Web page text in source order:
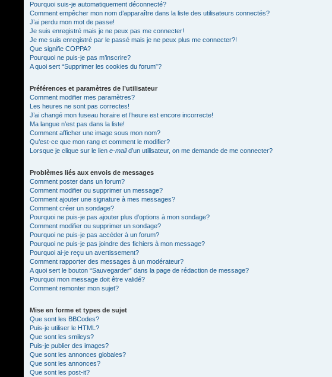
Pourquoi suis-je automatiquement déconnecté?
Comment empêcher mon nom d’apparaître dans la liste des utilisateurs connectés?
J’ai perdu mon mot de passe!
Je suis enregistré mais je ne peux pas me connecter!
Je me suis enregistré par le passé mais je ne peux plus me connecter?!
Que signifie COPPA?
Pourquoi ne puis-je pas m’inscrire?
A quoi sert “Supprimer les cookies du forum”?
Préférences et paramètres de l’utilisateur
Comment modifier mes paramètres?
Les heures ne sont pas correctes!
J’ai changé mon fuseau horaire et l’heure est encore incorrecte!
Ma langue n’est pas dans la liste!
Comment afficher une image sous mon nom?
Qu’est-ce que mon rang et comment le modifier?
Lorsque je clique sur le lien e-maild’un utilisateur, on me demande de me connecter?
Problèmes liés aux envois de messages
Comment poster dans un forum?
Comment modifier ou supprimer un message?
Comment ajouter une signature à mes messages?
Comment créer un sondage?
Pourquoi ne puis-je pas ajouter plus d’options à mon sondage?
Comment modifier ou supprimer un sondage?
Pourquoi ne puis-je pas accéder à un forum?
Pourquoi ne puis-je pas joindre des fichiers à mon message?
Pourquoi ai-je reçu un avertissement?
Comment rapporter des messages à un modérateur?
A quoi sert le bouton “Sauvegarder” dans la page de rédaction de message?
Pourquoi mon message doit être validé?
Comment remonter mon sujet?
Mise en forme et types de sujet
Que sont les BBCodes?
Puis-je utiliser le HTML?
Que sont les smileys?
Puis-je publier des images?
Que sont les annonces globales?
Que sont les annonces?
Que sont les post-it?